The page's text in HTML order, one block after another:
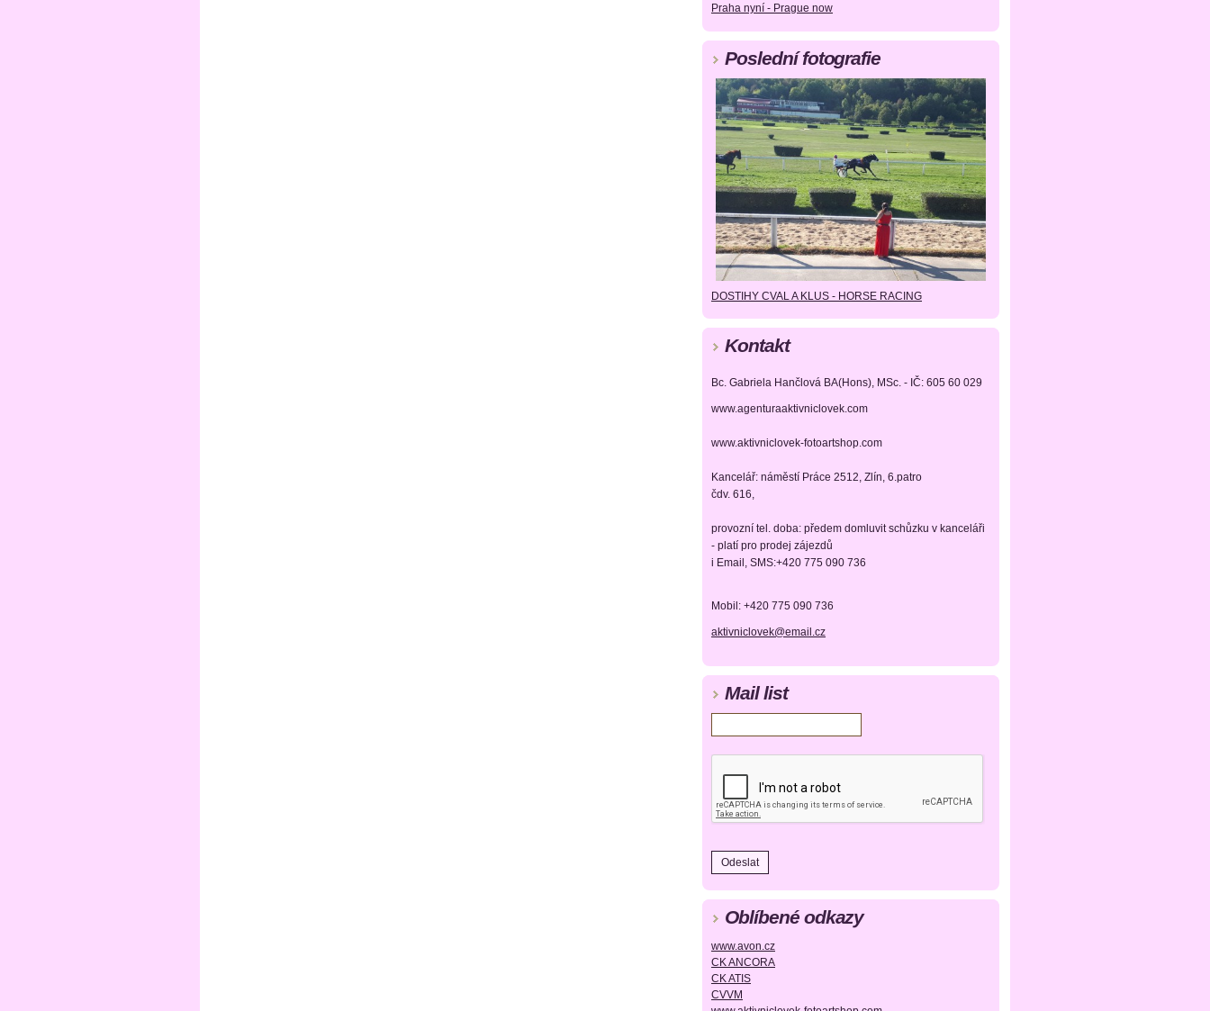
Praha nyní - Prague now
Poslední fotografie
DOSTIHY CVAL A KLUS - HORSE RACING
Kontakt
Bc. Gabriela Hančlová BA(Hons), MSc. - IČ: 605 60 029
www.agenturaaktivniclovek.com
www.aktivniclovek-fotoartshop.com
Kancelář: náměstí Práce 2512, Zlín, 6.patro
čdv. 616,
provozní tel. doba: předem domluvit schůzku v kanceláři
- platí pro prodej zájezdů
i Email, SMS:+420 775 090 736
Mobil: +420 775 090 736
aktivniclovek@email.cz
Mail list
Oblíbené odkazy
www.avon.cz
CK ANCORA
CK ATIS
CVVM